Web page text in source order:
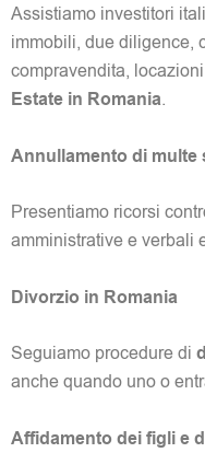
Assistiamo investitori
immobili, due diligence,
compravendita,
Estate in Romania.
Annullamento di multe
Presentiamo ricorsi
amministrative e verbali
Divorzio in Romania
Seguiamo procedure di
anche quando uno o
Affidamento dei figli e